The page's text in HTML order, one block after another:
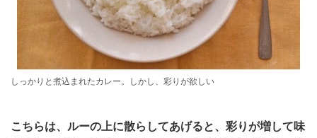
しっかりと煮込まれたカレー。しかし、彩りが欲しい
こちらは、ルーの上に散らしてあげると、彩りが増して味